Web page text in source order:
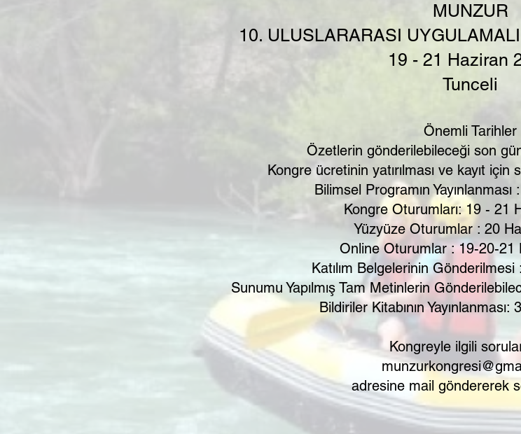
MUNZUR
10. ULUSLARARASI
19 - 21 Haziran
Tunceli
Önemli Tarihler
Özetlerin gönderilebileceği son
​Kongre ücretinin yatırılması ve kayıt
Bilimsel Programın
​Kongre Oturumları: 19 - 21
Yüzyüze Oturumlar : 20
Online Oturumlar : 19-20-21
Katılım Belgelerinin
​Sunumu Yapılmış Tam Metinlerin
Bildiriler Kitabının
Kongreyle ilgili
adresine mail göndererek